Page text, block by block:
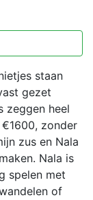
staan
gezet
zeggen heel
zonder
zus en Nala
Nala is
spelen met
of